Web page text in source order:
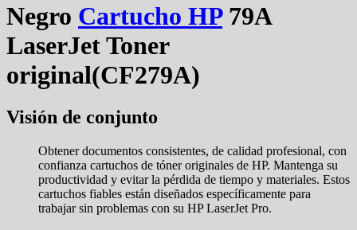
Negro Cartucho HP79A
LaserJet Toner
original(CF279A)
Visión de conjunto
Obtener documentos consistentes, de calidad profesional, con
confianza cartuchos de tóner originales de HP. Mantenga su
productividad y evitar la pérdida de tiempo y materiales. Estos
cartuchos fiables están diseñados específicamente para
trabajar sin problemas con su HP LaserJet Pro.